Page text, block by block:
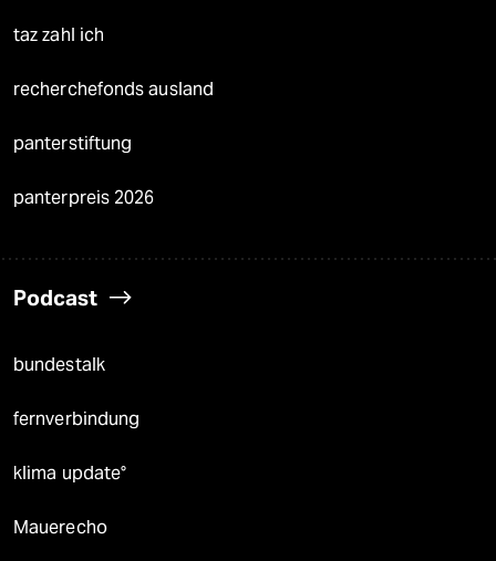
taz zahl ich
recherchefonds ausland
panterstiftung
panterpreis 2026
Podcast
bundestalk
fernverbindung
klima update°
Mauerecho